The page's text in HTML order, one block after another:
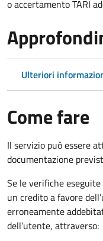
o accertamento TARI
Ulteriori
Come fare
Il servizio può essere
documentazione
Se le verifiche
un credito a favore
erroneamente
dell’utente, attraverso: